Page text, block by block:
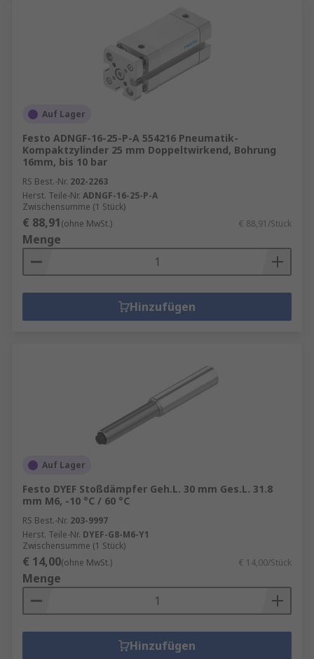
Auf Lager
Festo ADNGF-16-25-P-A 554216 Pneumatik-
Kompaktzylinder 25 mm Doppeltwirkend, Bohrung
16mm, bis 10 bar
RS Best.-Nr. 202-2263
Herst. Teile-Nr. ADNGF-16-25-P-A
Zwischensumme (1 Stück)
€ 88,91(ohne MwSt.) € 88,91/Stück
Menge
Hinzufügen
Auf Lager
Festo DYEF Stoßdämpfer Geh.L. 30 mm Ges.L. 31.8
mm M6, -10 °C / 60 °C
RS Best.-Nr. 203-9997
Herst. Teile-Nr. DYEF-G8-M6-Y1
Zwischensumme (1 Stück)
€ 14,00(ohne MwSt.) € 14,00/Stück
Menge
Hinzufügen